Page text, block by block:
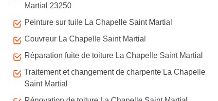
Martial 23250
Peinture sur tuile La Chapelle Saint Martial
Couvreur La Chapelle Saint Martial
Réparation fuite de toiture La Chapelle Saint Martial
Traitement et changement de charpente La Chapelle
Saint Martial